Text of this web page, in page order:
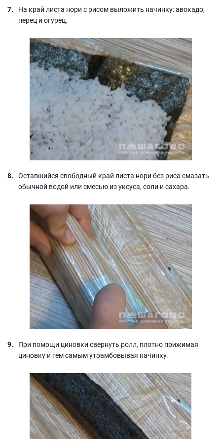
На край листа нори с рисом выложить начинку: авокадо,
перец и огурец.
Оставшийся свободный край листа нори без риса смазать
обычной водой или смесью из уксуса, соли и сахара.
При помощи циновки свернуть ролл, плотно прижимая
циновку и тем самым утрамбовывая начинку.